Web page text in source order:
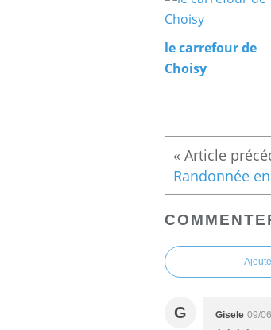
le carrefour de
Choisy
G Gisele 09/